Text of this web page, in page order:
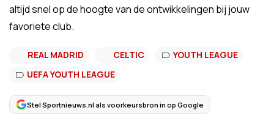
altijd snel op de hoogte van de ontwikkelingen bij jouw
favoriete club.
REAL MADRID CELTIC
YOUTH LEAGUE
UEFA YOUTH LEAGUE
Stel Sportnieuws.nl als voorkeursbron in op Google